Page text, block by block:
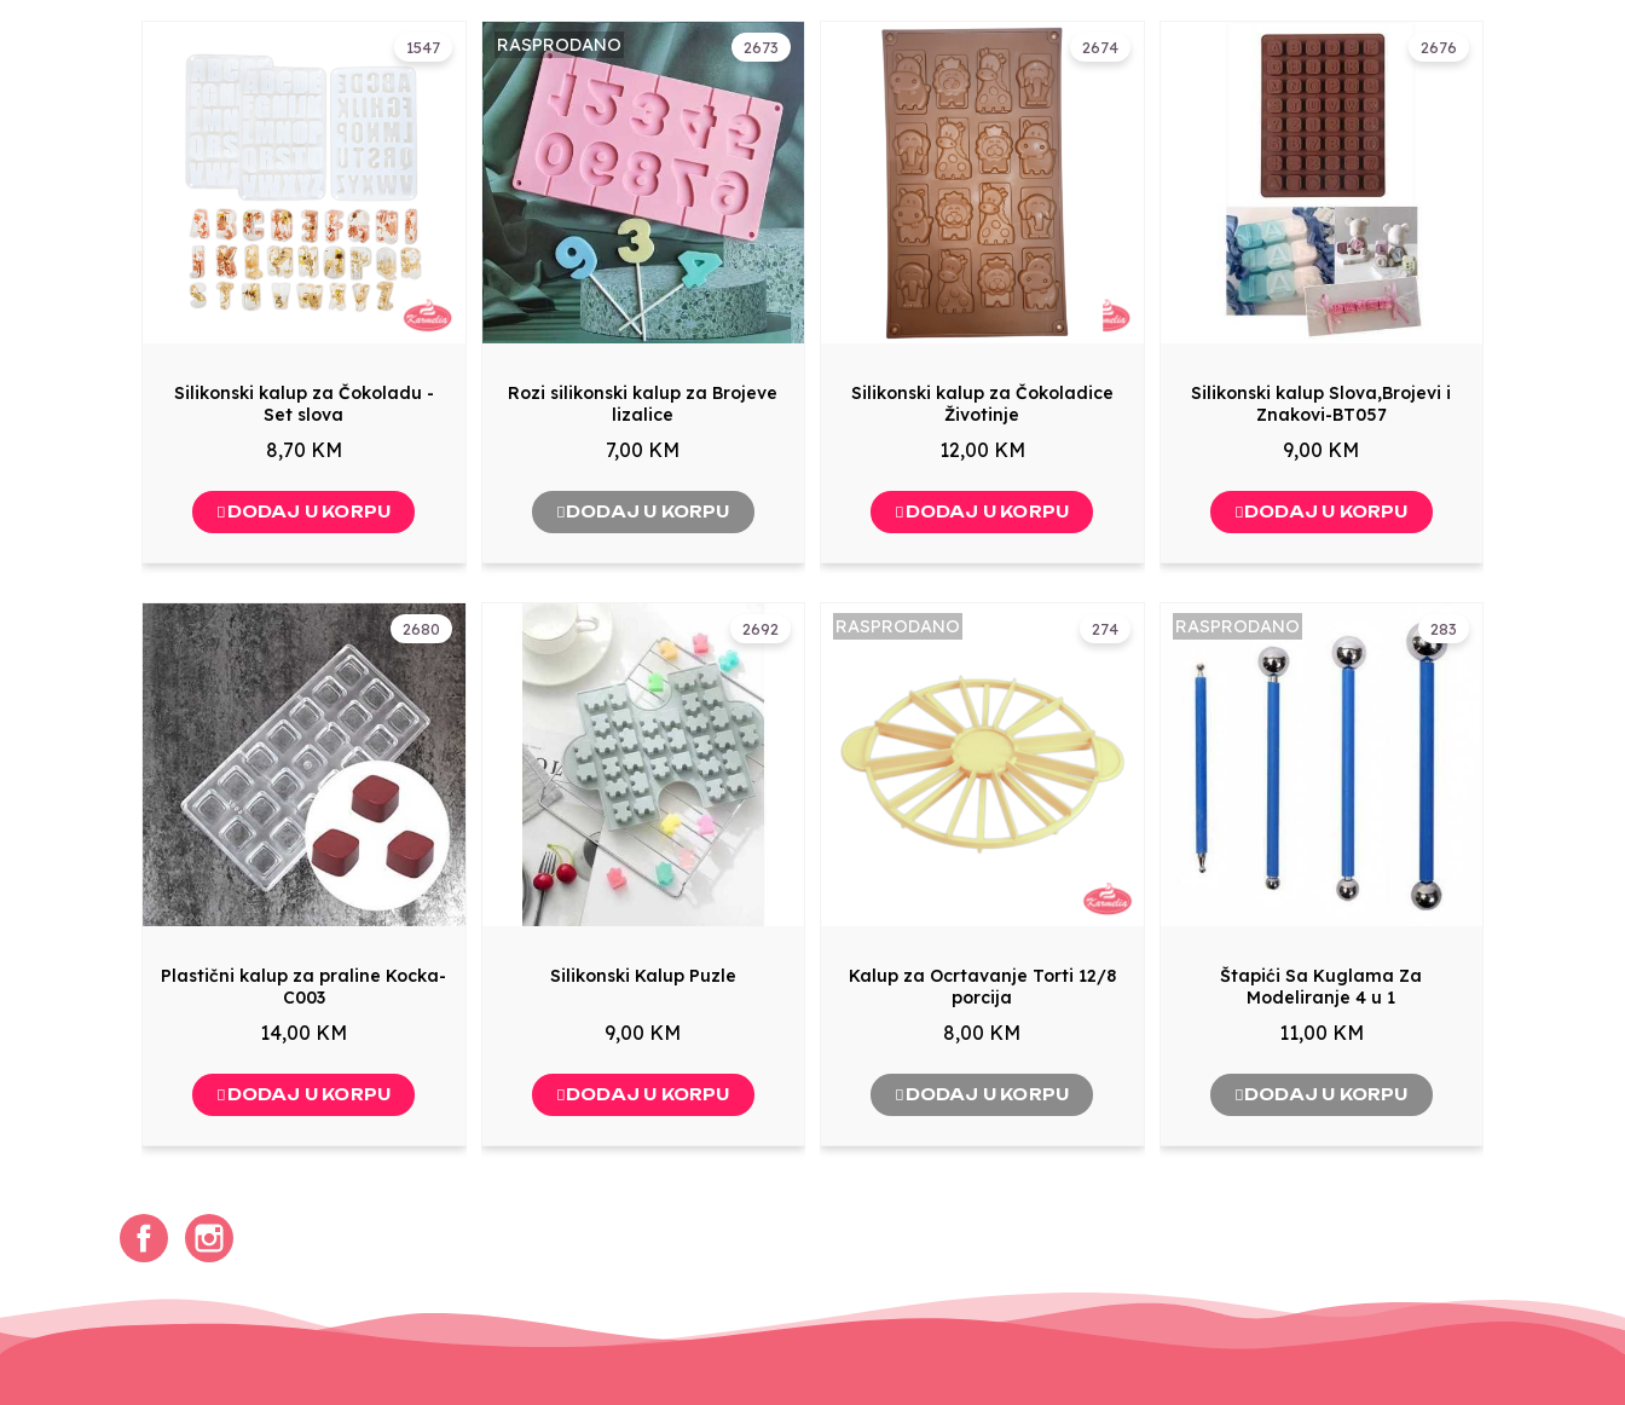
1547
Silikonski kalup za Čokoladu -
Set slova
8,70 KM
DODAJ U KORPU
2673
RASPRODANO
Rozi silikonski kalup za Brojeve
lizalice
7,00 KM
DODAJ U KORPU
2674
Silikonski kalup za Čokoladice
Životinje
12,00 KM
DODAJ U KORPU
2676
Silikonski kalup Slova,Brojevi i
Znakovi-BT057
9,00 KM
DODAJ U KORPU
2680
Plastični kalup za praline Kocka-
C003
14,00 KM
DODAJ U KORPU
2692
Silikonski Kalup Puzle
9,00 KM
DODAJ U KORPU
274
RASPRODANO
Kalup za Ocrtavanje Torti 12/8
porcija
8,00 KM
DODAJ U KORPU
283
RASPRODANO
Štapići Sa Kuglama Za
Modeliranje 4 u 1
11,00 KM
DODAJ U KORPU
Facebook